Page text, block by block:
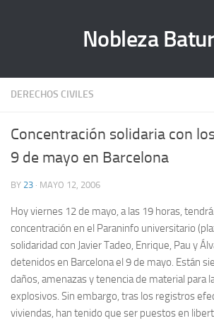
Nobleza
DERECHOS CIVILES
Concentración solidaria con
9 de mayo en Barcelona
BY 23 · MAYO 12, 2006
Hoy viernes 12 de mayo, a las 19 horas,
concentración en el Paraninfo universitario
solidaridad con Javier Tadeo, Enrique, Pau y
detenidos en Barcelona el 9 de mayo. Están
daños, amenazas y tenencia de material para
explosivos. Sin embargo, tras los registros
viviendas, han tenido que ser puestos en